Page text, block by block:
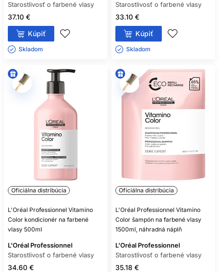
Starostlivosť o farbené vlasy
37.10 €
Kúpiť
Skladom ㅤ
Starostlivosť o farbené vlasy
33.10 €
Kúpiť
Skladom ㅤ
Oficiálna distribúcia
L'Oréal Professionnel Vitamino
Color kondicionér na farbené
vlasy 500ml
L'Oréal Professionnel
Starostlivosť o farbené vlasy
34.60 €
Oficiálna distribúcia
L'Oréal Professionnel Vitamino
Color šampón na farbené vlasy
1500ml, náhradná náplň
L'Oréal Professionnel
Starostlivosť o farbené vlasy
35.18 €